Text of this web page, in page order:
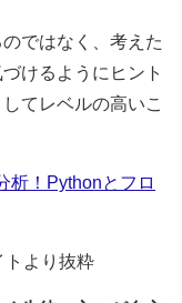
ではなく、考えた
けるようにヒント
てレベルの高いこ
析！Pythonとフロ
より抜粋